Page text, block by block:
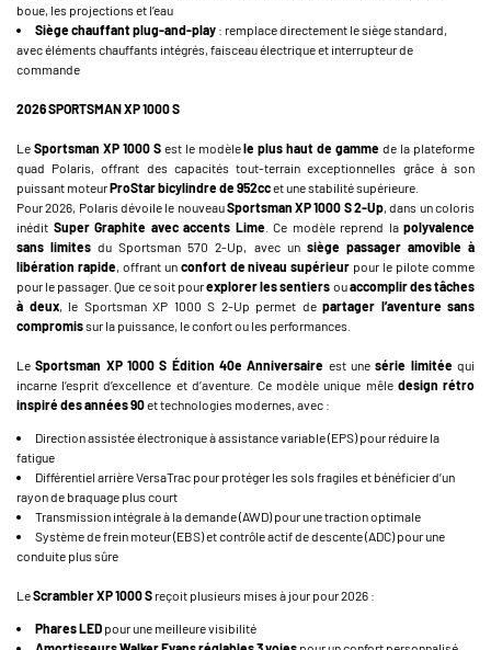
boue, les projections et l’eau
Siège chauffant plug-and-play : remplace directement le siège standard,
avec éléments chauffants intégrés, faisceau électrique et interrupteur de
commande
2026 SPORTSMAN XP 1000 S
Le Sportsman XP 1000 Sest le modèlele plus haut de gammede la plateforme
quad Polaris, offrant des capacités tout-terrain exceptionnelles grâce à son
puissant moteurProStar bicylindre de 952ccet une stabilité supérieure.
Pour 2026, Polaris dévoile le nouveauSportsman XP 1000 S 2-Up, dans un coloris
inédit Super Graphite avec accents Lime. Ce modèle reprend la polyvalence
sans limites du Sportsman 570 2-Up, avec un siège passager amovible à
libération rapide, offrant un confort de niveau supérieur pour le pilote comme
pour le passager. Que ce soit pourexplorer les sentiers ouaccomplir des tâches
à deux, le Sportsman XP 1000 S 2-Up permet de partager l’aventure sans
compromissur la puissance, le confort ou les performances.
LeSportsman XP 1000 S Édition 40e Anniversaire est unesérie limitéequi
incarne l’esprit d’excellence et d’aventure. Ce modèle unique mêle design rétro
inspiré des années 90et technologies modernes, avec :
Direction assistée électronique à assistance variable (EPS) pour réduire la
fatigue
Différentiel arrière VersaTrac pour protéger les sols fragiles et bénéficier d’un
rayon de braquage plus court
Transmission intégrale à la demande (AWD) pour une traction optimale
Système de frein moteur (EBS) et contrôle actif de descente (ADC) pour une
conduite plus sûre
LeScrambler XP 1000 S reçoit plusieurs mises à jour pour 2026 :
Phares LED pour une meilleure visibilité